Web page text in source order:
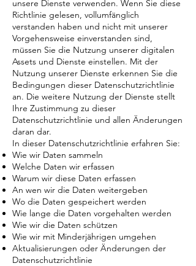
unsere Dienste verwenden. Wenn Sie diese
Richtlinie gelesen, vollumfänglich
verstanden haben und nicht mit unserer
Vorgehensweise einverstanden sind,
müssen Sie die Nutzung unserer digitalen
Assets und Dienste einstellen. Mit der
Nutzung unserer Dienste erkennen Sie die
Bedingungen dieser Datenschutzrichtlinie
an. Die weitere Nutzung der Dienste stellt
Ihre Zustimmung zu dieser
Datenschutzrichtlinie und allen Änderungen
daran dar.
In dieser Datenschutzrichtlinie erfahren Sie:
Wie wir Daten sammeln
Welche Daten wir erfassen
Warum wir diese Daten erfassen
An wen wir die Daten weitergeben
Wo die Daten gespeichert werden
Wie lange die Daten vorgehalten werden
Wie wir die Daten schützen
Wie wir mit Minderjährigen umgehen
Aktualisierungen oder Änderungen der
Datenschutzrichtlinie